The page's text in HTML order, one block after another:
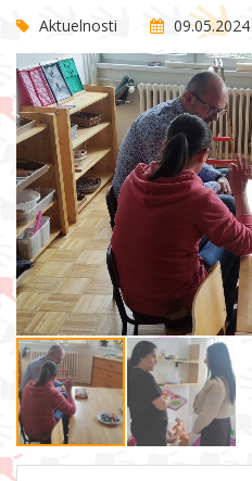
Aktuelnosti